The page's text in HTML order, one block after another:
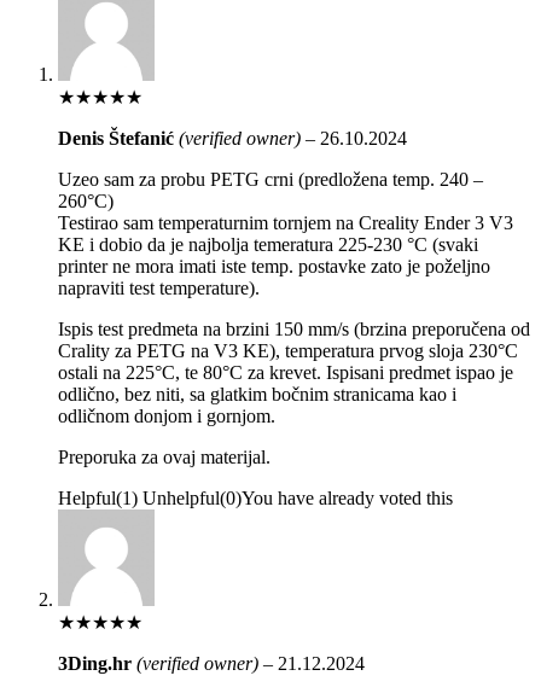
★★★★★
Denis Štefanić (verified owner) – 26.10.2024
Uzeo sam za probu PETG crni (predložena temp. 240 –
260°C)
Testirao sam temperaturnim tornjem na Creality Ender 3 V3
KE i dobio da je najbolja temeratura 225-230 °C (svaki
printer ne mora imati iste temp. postavke zato je poželjno
napraviti test temperature).
Ispis test predmeta na brzini 150 mm/s (brzina preporučena od
Crality za PETG na V3 KE), temperatura prvog sloja 230°C
ostali na 225°C, te 80°C za krevet. Ispisani predmet ispao je
odlično, bez niti, sa glatkim bočnim stranicama kao i
odličnom donjom i gornjom.
Preporuka za ovaj materijal.
Helpful(1) Unhelpful(0)You have already voted this
★★★★★
3Ding.hr (verified owner) – 21.12.2024